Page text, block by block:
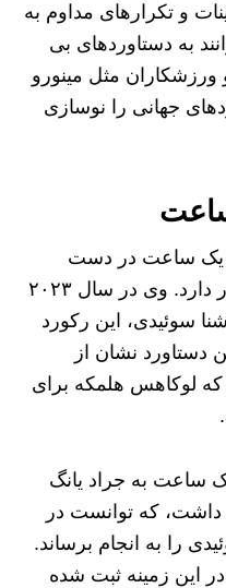
و تکرارهای مداوم به
به دستاوردهای بی‌
مثل مینورو
جهانی را نوسازی
یک ساعت در دست
لوکاهس هلمکه از استرالیا قرار دارد. وی در سال ۲۰۲۳
۳۲۰۶ حرکت شنا سوئیدی، این رکورد
دستاورد نشان از
که لوکاهس هلمکه برای
ساعت به جراد یانگ
در سال ۲۰۲۰ تعلق داشت، که توانست در
سوئیدی را به انجام برساند.
این زمینه ثبت شده